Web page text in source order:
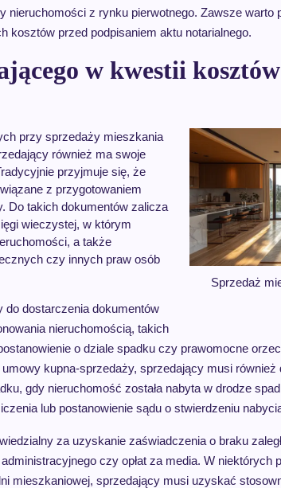
nieruchomości z rynku pierwotnego. Zawsze warto
kosztów przed podpisaniem aktu notarialnego.
w kwestii
Sprzedaż
przy sprzedaży mieszkania
również ma swoje
przyjmuje się, że
z przygotowaniem
Do takich dokumentów zalicza
wieczystej, w którym
a także
czy innych praw osób
do dostarczenia dokumentów
nieruchomością, takich
o dziale spadku czy prawomocne
kupna-sprzedaży, sprzedający musi
gdy nieruchomość została nabyta w drodze
lub postanowienie sądu o stwierdzeniu
za uzyskanie zaświadczenia o braku
czy opłat za media. W niektórych
mieszkaniowej, sprzedający musi uzyskać